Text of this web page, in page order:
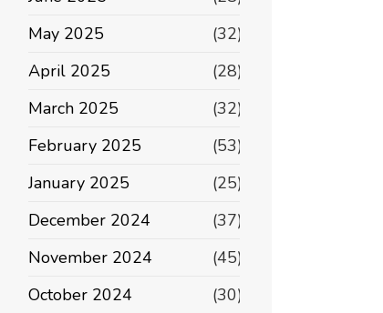
May 2025
(32)
April 2025
(28)
March 2025
(32)
February 2025
(53)
January 2025
(25)
December 2024
(37)
November 2024
(45)
October 2024
(30)